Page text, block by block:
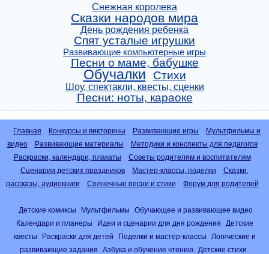
Снежная королева
Сказки народов мира
День рождения ребенка
Спят усталые игрушки
Развивающие компьютерные игры
Песни о маме, бабушке
Обучалки Стихи
Шоу, спектакли, квесты, сценки
Песни: ноты, караоке
Главная Конкурсы и викторины Развивающие игры
Мультфильмы и
видео
Развивающие материалы
Методики и конспекты для педагогов
Раскраски, календари, плакаты
Советы родителям и воспитателям
Сценарии детских праздников
Мастер-классы, поделки
Сказки,
рассказы, аудиокниги
Солнечные песни и стихи Форум для родителей
Детские комиксы Мультфильмы
Обучающее и развивающее видео
Календари и планеры
Идеи и сценарии для дня рождения
Детские
квесты
Раскраски для детей Поделки и мастер-классы
Логические и
развивающие задания
Азбука и обучение чтению
Детские стихи